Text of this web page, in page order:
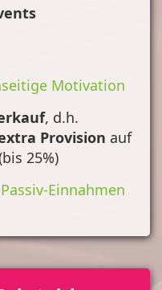
Motivation
, d.h.
Provision auf
25%)
Einnahmen